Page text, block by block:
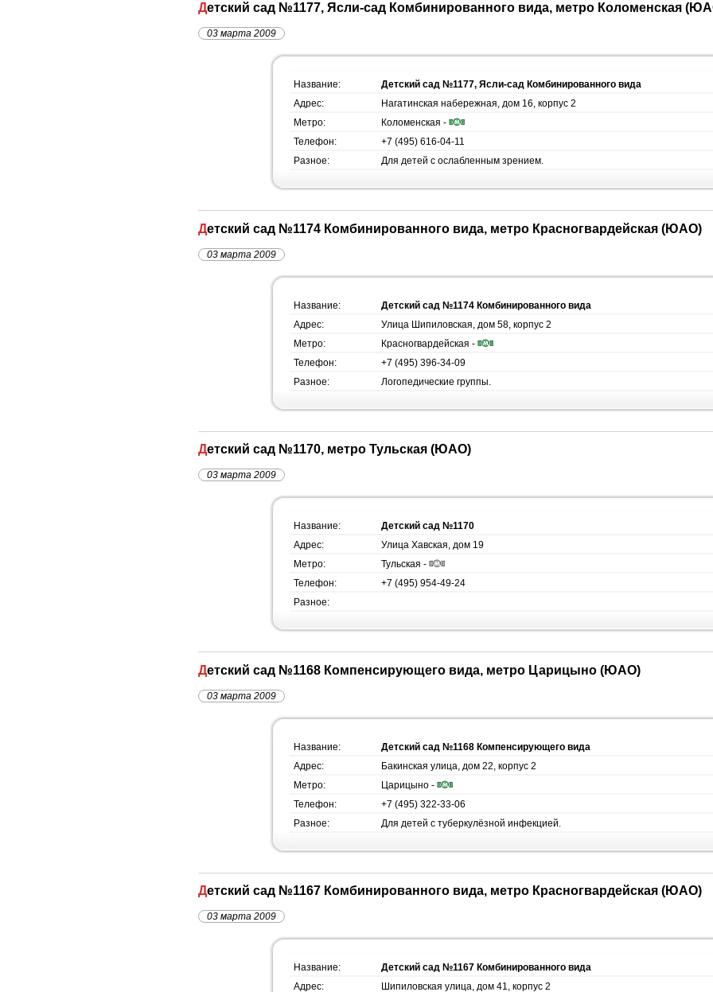
Детский сад №1177, Ясли-сад Комбинированного вида, метро Коломенская
03 марта 2009
Название:
Детский сад №1177, Ясли-сад Комбинированного вида
Адрес:
Нагатинская набережная, дом 16, корпус 2
Метро:
Коломенская -
Телефон:
+7 (495) 616-04-11
Разное:
Для детей с ослабленным зрением.
Детский сад №1174 Комбинированного вида, метро Красногвардейская (ЮАО)
03 марта 2009
Название:
Детский сад №1174 Комбинированного вида
Адрес:
Улица Шипиловская, дом 58, корпус 2
Метро:
Красногвардейская -
Телефон:
+7 (495) 396-34-09
Разное:
Логопедические группы.
Детский сад №1170, метро Тульская (ЮАО)
03 марта 2009
Название:
Детский сад №1170
Адрес:
Улица Хавская, дом 19
Метро:
Тульская -
Телефон:
+7 (495) 954-49-24
Разное:
Детский сад №1168 Компенсирующего вида, метро Царицыно (ЮАО)
03 марта 2009
Название:
Детский сад №1168 Компенсирующего вида
Адрес:
Бакинская улица, дом 22, корпус 2
Метро:
Царицыно -
Телефон:
+7 (495) 322-33-06
Разное:
Для детей с туберкулёзной инфекцией.
Детский сад №1167 Комбинированного вида, метро Красногвардейская (ЮАО)
03 марта 2009
Название:
Детский сад №1167 Комбинированного вида
Адрес:
Шипиловская улица, дом 41, корпус 2